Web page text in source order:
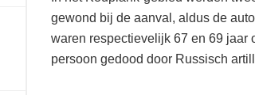
gewond bij de aanval, aldus de
waren respectievelijk 67 en 69 jaar
persoon gedood door Russisch